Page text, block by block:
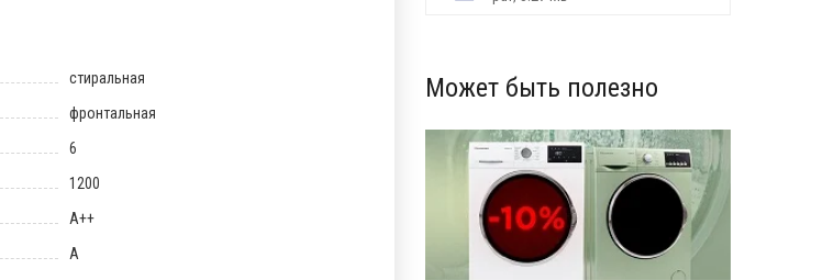
стиральная
фронтальная
6
1200
A++
A
Может быть полезно